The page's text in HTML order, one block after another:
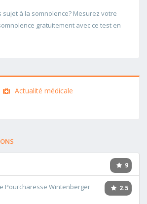
sujet à la somnolence? Mesurez votre
gratuitement avec ce test en
Actualité médicale
9
2.5
Pourcharesse Wintenberger